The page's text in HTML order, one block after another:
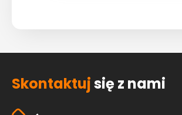
Skontaktujsię z nami